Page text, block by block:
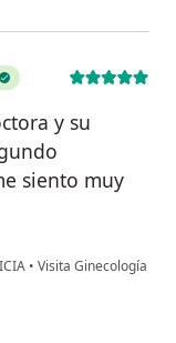
y su
siento muy
• Visita Ginecología